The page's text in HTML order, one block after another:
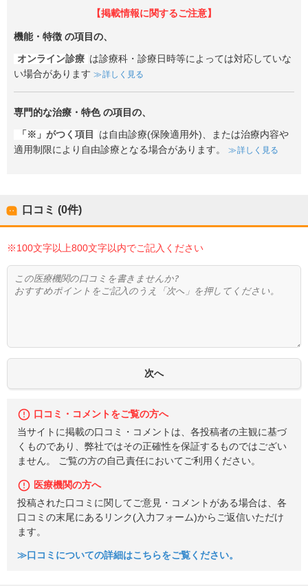
【掲載情報に関するご注意】
機能・特徴 の項目の、
オンライン診療 は診療科・診療日時等によっては対応していな
い場合があります
詳しく見る
専門的な治療・特色の項目の、
「※」がつく項目
は自由診療(保険適用外)、または治療内容や
適用制限により自由診療となる場合があります。
詳しく見る
口コミ (0件)
※100文字以上800文字以内でご記入ください
口コミ・コメントをご覧の方へ
当サイトに掲載の口コミ・コメントは、各投稿者の主観に基づ
くものであり、弊社ではその正確性を保証するものではござい
ません。 ご覧の方の自己責任においてご利用ください。
医療機関の方へ
投稿された口コミに関してご意見・コメントがある場合は、各
口コミの末尾にあるリンク(入力フォーム)からご返信いただけ
ます。
≫口コミについての詳細はこちらをご覧ください。